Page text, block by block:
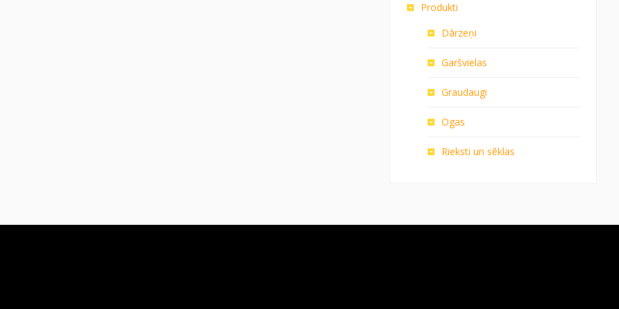
Produkti
Dārzeņi
Garšvielas
Graudaugi
Ogas
Rieksti un sēklas